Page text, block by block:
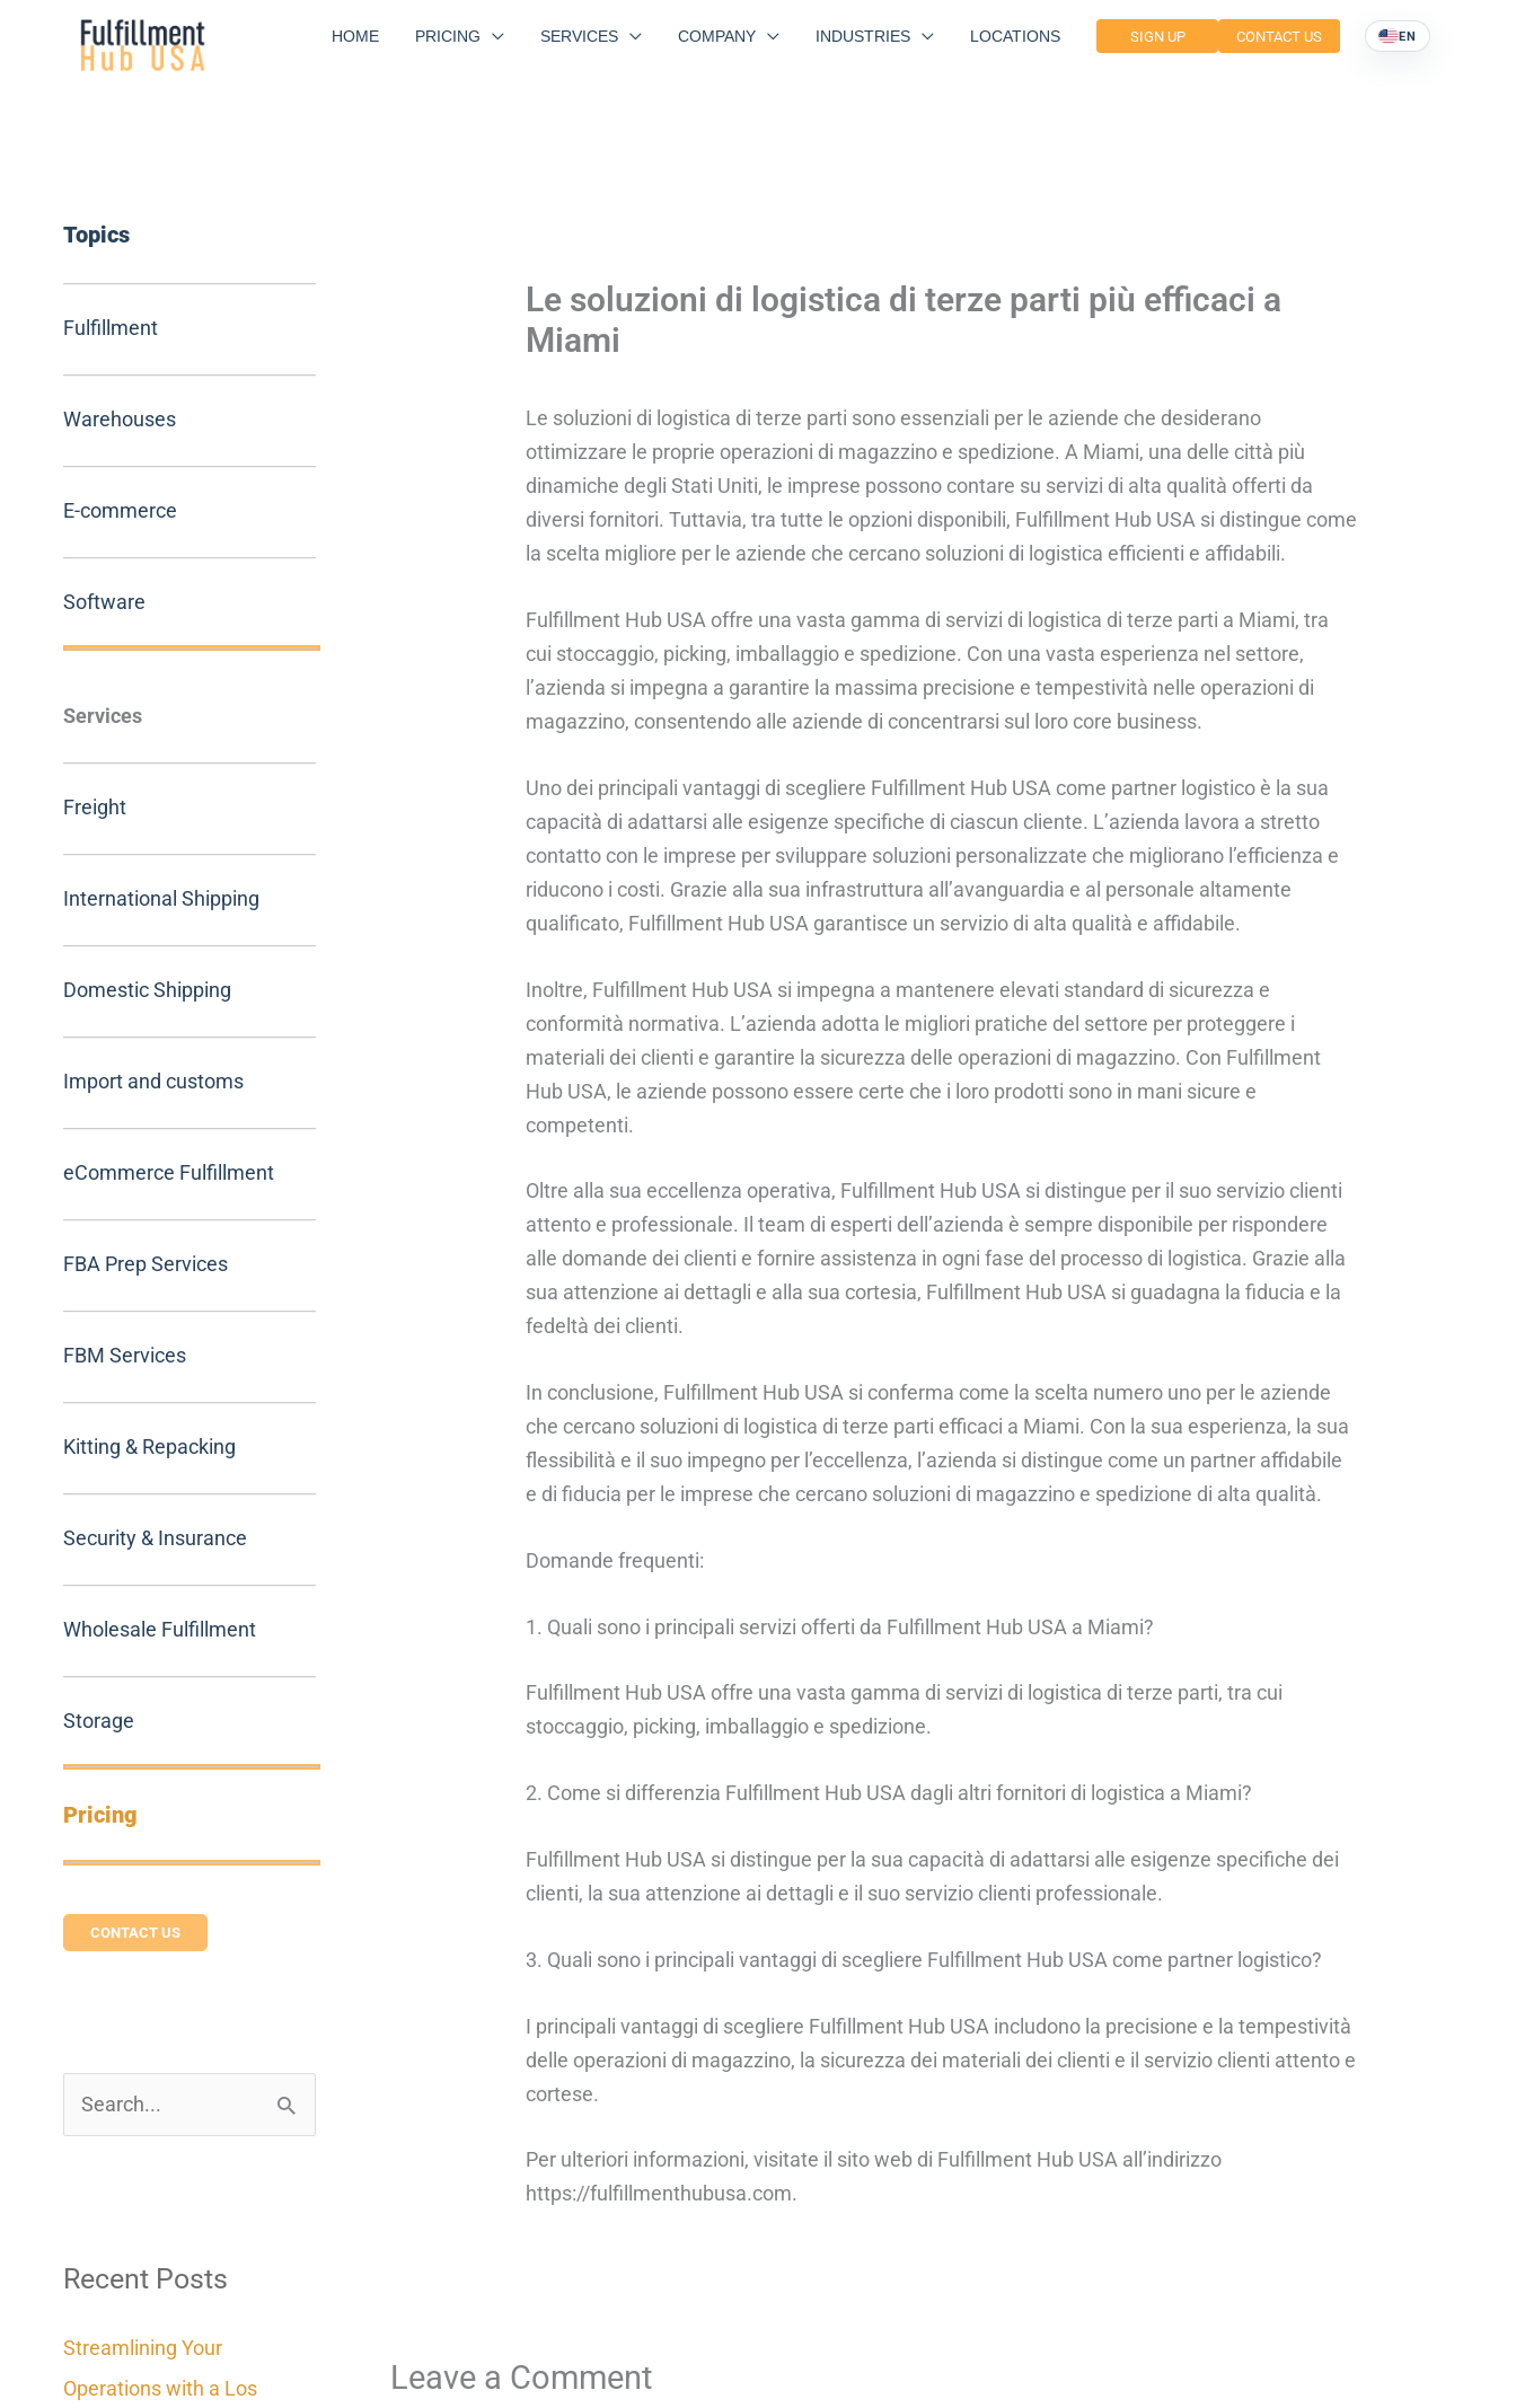
HOME PRICING SERVICES COMPANY INDUSTRIES LOCATIONS SIGN UP CONTACT US EN
Topics
Fulfillment
Warehouses
E-commerce
Software
Services
Freight
International Shipping
Domestic Shipping
Import and customs
eCommerce Fulfillment
FBA Prep Services
FBM Services
Kitting & Repacking
Security & Insurance
Wholesale Fulfillment
Storage
Pricing
CONTACT US
c
f
o
Recent Posts
Streamlining Your
Operations with a Los
Le soluzioni di logistica di terze parti più efficaci a
Miami
Le soluzioni di logistica di terze parti sono essenziali per le aziende che desiderano
ottimizzare le proprie operazioni di magazzino e spedizione. A Miami, una delle città più
dinamiche degli Stati Uniti, le imprese possono contare su servizi di alta qualità offerti da
diversi fornitori. Tuttavia, tra tutte le opzioni disponibili, Fulfillment Hub USA si distingue come
la scelta migliore per le aziende che cercano soluzioni di logistica efficienti e affidabili.
Fulfillment Hub USA offre una vasta gamma di servizi di logistica di terze parti a Miami, tra
cui stoccaggio, picking, imballaggio e spedizione. Con una vasta esperienza nel settore,
l’azienda si impegna a garantire la massima precisione e tempestività nelle operazioni di
magazzino, consentendo alle aziende di concentrarsi sul loro core business.
Uno dei principali vantaggi di scegliere Fulfillment Hub USA come partner logistico è la sua
capacità di adattarsi alle esigenze specifiche di ciascun cliente. L’azienda lavora a stretto
contatto con le imprese per sviluppare soluzioni personalizzate che migliorano l’efficienza e
riducono i costi. Grazie alla sua infrastruttura all’avanguardia e al personale altamente
qualificato, Fulfillment Hub USA garantisce un servizio di alta qualità e affidabile.
Inoltre, Fulfillment Hub USA si impegna a mantenere elevati standard di sicurezza e
conformità normativa. L’azienda adotta le migliori pratiche del settore per proteggere i
materiali dei clienti e garantire la sicurezza delle operazioni di magazzino. Con Fulfillment
Hub USA, le aziende possono essere certe che i loro prodotti sono in mani sicure e
competenti.
Oltre alla sua eccellenza operativa, Fulfillment Hub USA si distingue per il suo servizio clienti
attento e professionale. Il team di esperti dell’azienda è sempre disponibile per rispondere
alle domande dei clienti e fornire assistenza in ogni fase del processo di logistica. Grazie alla
sua attenzione ai dettagli e alla sua cortesia, Fulfillment Hub USA si guadagna la fiducia e la
fedeltà dei clienti.
In conclusione, Fulfillment Hub USA si conferma come la scelta numero uno per le aziende
che cercano soluzioni di logistica di terze parti efficaci a Miami. Con la sua esperienza, la sua
flessibilità e il suo impegno per l’eccellenza, l’azienda si distingue come un partner affidabile
e di fiducia per le imprese che cercano soluzioni di magazzino e spedizione di alta qualità.
Domande frequenti:
1. Quali sono i principali servizi offerti da Fulfillment Hub USA a Miami?
Fulfillment Hub USA offre una vasta gamma di servizi di logistica di terze parti, tra cui
stoccaggio, picking, imballaggio e spedizione.
2. Come si differenzia Fulfillment Hub USA dagli altri fornitori di logistica a Miami?
Fulfillment Hub USA si distingue per la sua capacità di adattarsi alle esigenze specifiche dei
clienti, la sua attenzione ai dettagli e il suo servizio clienti professionale.
3. Quali sono i principali vantaggi di scegliere Fulfillment Hub USA come partner logistico?
I principali vantaggi di scegliere Fulfillment Hub USA includono la precisione e la tempestività
delle operazioni di magazzino, la sicurezza dei materiali dei clienti e il servizio clienti attento e
cortese.
Per ulteriori informazioni, visitate il sito web di Fulfillment Hub USA all’indirizzo
https://fulfillmenthubusa.com.
Leave a Comment